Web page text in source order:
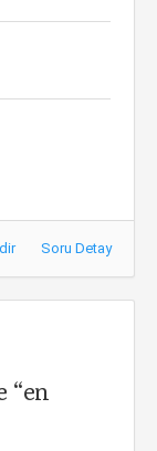
Soru Detay
“en